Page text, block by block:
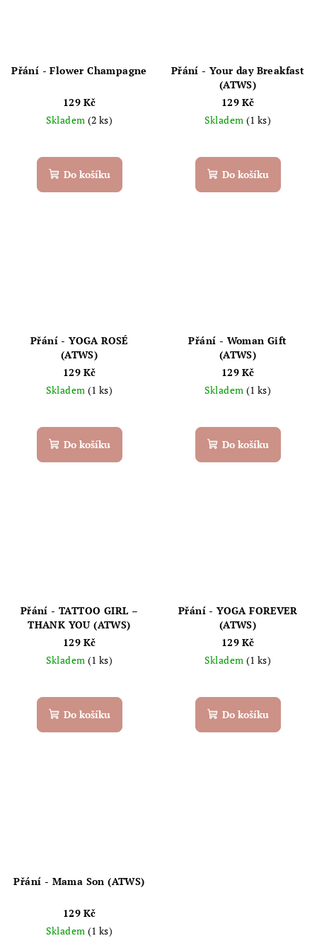
Přání - Flower Champagne
129 Kč
Skladem (2 ks)
Do košíku
Přání - Your day Breakfast
(ATWS)
129 Kč
Skladem (1 ks)
Do košíku
Přání - YOGA ROSÉ
(ATWS)
129 Kč
Skladem (1 ks)
Do košíku
Přání - Woman Gift
(ATWS)
129 Kč
Skladem (1 ks)
Do košíku
Přání - TATTOO GIRL –
THANK YOU (ATWS)
129 Kč
Skladem (1 ks)
Do košíku
Přání - YOGA FOREVER
(ATWS)
129 Kč
Skladem (1 ks)
Do košíku
Přání - Mama Son (ATWS)
129 Kč
Skladem (1 ks)